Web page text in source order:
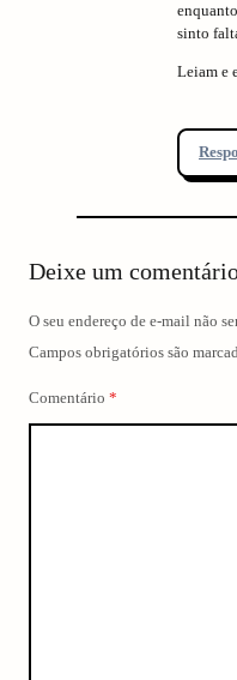
sinto
Leiam e
Deixe um
O seu endereço de e-mail não
Campos obrigatórios são
Comentário *